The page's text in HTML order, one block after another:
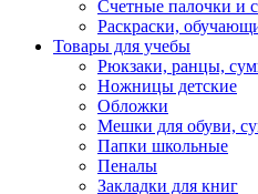
Счетные палочки и
Раскраски,
Товары для учебы
Рюкзаки, ранцы,
Ножницы детские
Обложки
Мешки для обуви,
Папки школьные
Пеналы
Закладки для книг